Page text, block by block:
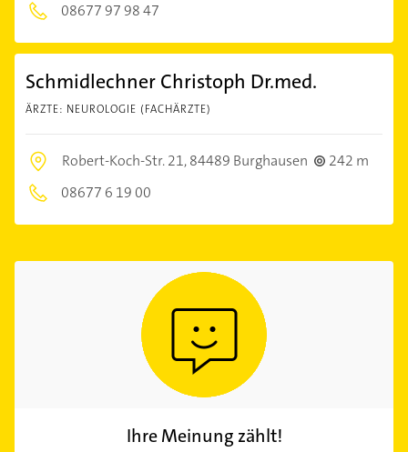
08677 97 98 47
Schmidlechner Christoph Dr.med.
ÄRZTE: NEUROLOGIE (FACHÄRZTE)
Robert-Koch-Str. 21,84489 Burghausen
242 m
08677 6 19 00
Ihre Meinung zählt!